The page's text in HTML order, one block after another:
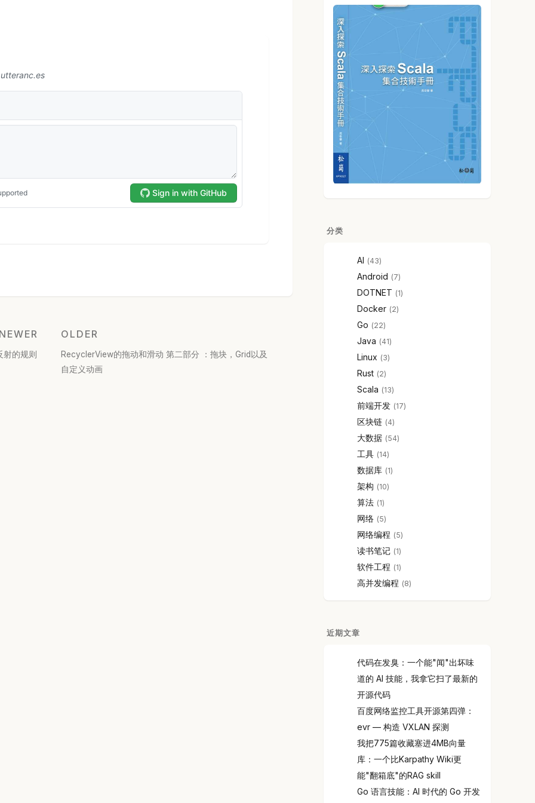
射的规则
OLDER
RecyclerView的拖动和滑动 第二部分 ：拖块，Grid以及
自定义动画
分类
AI 43
Android 7
DOTNET 1
Docker 2
Go 22
Java 41
Linux 3
Rust 2
Scala 13
前端开发 17
区块链 4
大数据 54
工具 14
数据库 1
架构 10
算法 1
网络 5
网络编程 5
读书笔记 1
软件工程 1
高并发编程 8
近期文章
代码在发臭：一个能"闻"出坏味
道的 AI 技能，我拿它扫了最新的
开源代码
百度网络监控工具开源第四弹：
evr — 构造 VXLAN 探测
我把775篇收藏塞进4MB向量
库：一个比Karpathy Wiki更
能"翻箱底"的RAG skill
Go 语言技能：AI 时代的 Go 开发